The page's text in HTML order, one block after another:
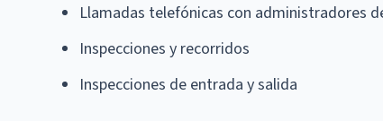
Llamadas telefónicas con administradores
Inspecciones y recorridos
Inspecciones de entrada y salida